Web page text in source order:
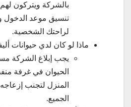
بالشركة ويتركون لهم
تنسيق موعد الدخول
لراحتك الشخصية.
ماذا لو كان لدي حيوانات
يجب إبلاغ الشركة
الحيوان في غرفة
المنزل لتجنب
الجميع.